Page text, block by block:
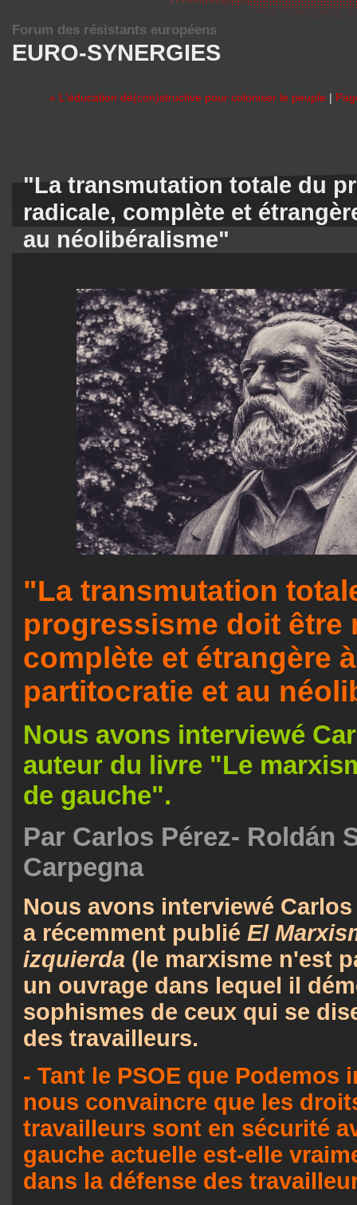
EURO-SYNERGIES
Forum des résistants européens
« L'éducation dé(con)structive pour coloniser le peuple |
"La transmutation totale du
radicale, complète et
au néolibéralisme"
"La transmutation
progressisme doit être
complète et étrangère
partitocratie et au
Nous avons interviewé
auteur du livre "Le
de gauche".
Par Carlos Pérez- Roldán
Carpegna
Nous avons interviewé
a récemment publié El
izquierda (le marxisme n'est
un ouvrage dans lequel il
sophismes de ceux qui se
des travailleurs.
- Tant le PSOE que Podemos
nous convaincre que les
travailleurs sont en sécurité
gauche actuelle est-elle
dans la défense des